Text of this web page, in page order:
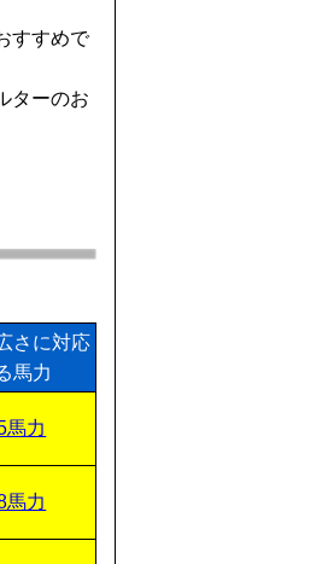
すすめで
ターのお
さに対応
馬力
馬力
馬力